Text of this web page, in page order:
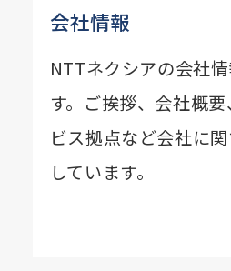
会社情報
NTTネクシアの会社
す。ご挨拶、会社概
ビス拠点など会社に
しています。